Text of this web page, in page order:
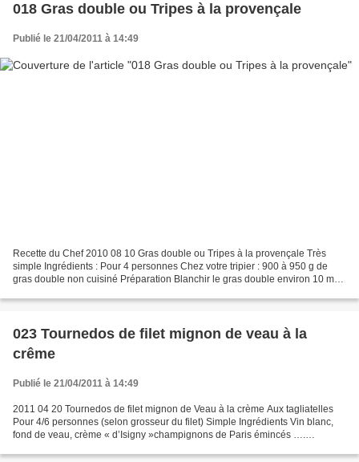
018 Gras double ou Tripes à la provençale
Publié le 21/04/2011 à 14:49
Recette du Chef 2010 08 10 Gras double ou Tripes à la provençale Très
simple Ingrédients : Pour 4 personnes Chez votre tripier : 900 à 950 g de
gras double non cuisiné Préparation Blanchir le gras double environ 10 mn.
023 Tournedos de filet mignon de veau à la
crême
Publié le 21/04/2011 à 14:49
2011 04 20 Tournedos de filet mignon de Veau à la crème Aux tagliatelles
Pour 4/6 personnes (selon grosseur du filet) Simple Ingrédients Vin blanc,
fond de veau, crème « d’Isigny »champignons de Paris émincés ….